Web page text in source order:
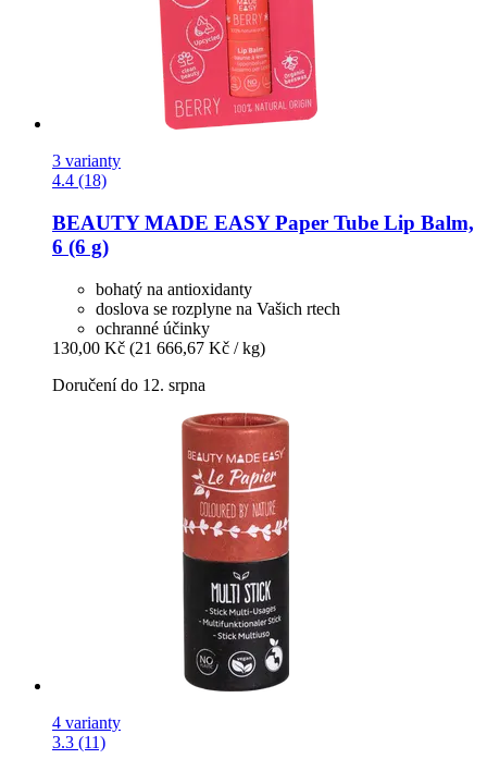
3 varianty
4.4 (18)
BEAUTY MADE EASYPaper Tube Lip Balm,
6 (6 g)
bohatý na antioxidanty
doslova se rozplyne na Vašich rtech
ochranné účinky
130,00 Kč (21 666,67 Kč / kg)
Doručení do 12. srpna
4 varianty
3.3 (11)